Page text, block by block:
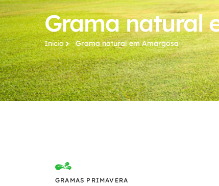
Grama natural
Início Grama natural​ em Amargosa
GRAMAS PRIMAVERA